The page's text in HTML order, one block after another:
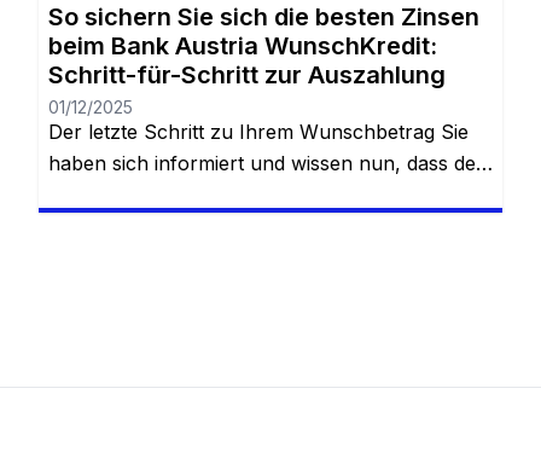
So sichern Sie sich die besten Zinsen
beim Bank Austria WunschKredit:
Schritt-für-Schritt zur Auszahlung
01/12/2025
Der letzte Schritt zu Ihrem Wunschbetrag Sie
haben sich informiert und wissen nun, dass der
Ihnen das nicht passiert, […]